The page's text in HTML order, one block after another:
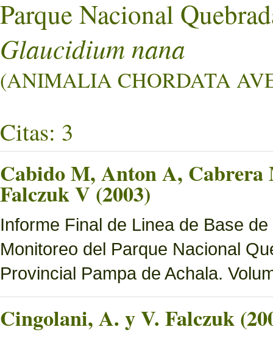
Parque Nacional
Glaucidium nana
(ANIMALIA CHORDATA
Citas: 3
Cabido M, Anton A,
Falczuk V (2003)
Informe Final de Linea de Base
Monitoreo del Parque Nacional
Provincial Pampa de Achala.
Cingolani, A. y V. Falczuk